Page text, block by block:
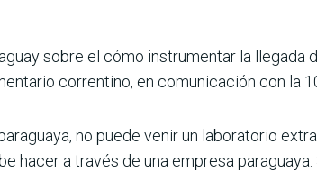
sobre el cómo instrumentar la llegada
correntino, en comunicación con la
no puede venir un laboratorio
hacer a través de una empresa